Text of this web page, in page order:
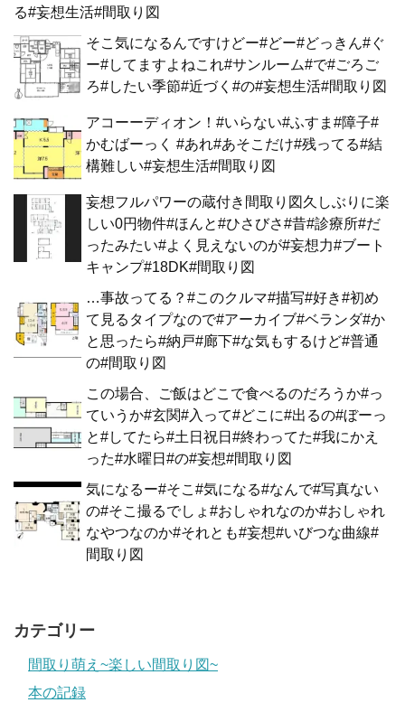
る#妄想生活#間取り図
そこ気になるんですけどー#どー#どっきん#ぐ
ー#してますよねこれ#サンルーム#で#ごろご
ろ#したい季節#近づく#の#妄想生活#間取り図
アコーーディオン！#いらない#ふすま#障子#
かむばーっく #あれ#あそこだけ#残ってる#結
構難しい#妄想生活#間取り図
妄想フルパワーの蔵付き間取り図久しぶりに楽
しい0円物件#ほんと#ひさびさ#昔#診療所#だ
ったみたい#よく見えないのが#妄想力#ブート
キャンプ#18DK#間取り図
…事故ってる？#このクルマ#描写#好き#初め
て見るタイプなので#アーカイブ#ベランダ#か
と思ったら#納戸#廊下#な気もするけど#普通
の#間取り図
この場合、ご飯はどこで食べるのだろうか#っ
ていうか#玄関#入って#どこに#出るの#ぼーっ
と#してたら#土日祝日#終わってた#我にかえ
った#水曜日#の#妄想#間取り図
気になるー#そこ#気になる#なんで#写真ない
の#そこ撮るでしょ#おしゃれなのか#おしゃれ
なやつなのか#それとも#妄想#いびつな曲線#
間取り図
カテゴリー
間取り萌え~楽しい間取り図~
本の記録